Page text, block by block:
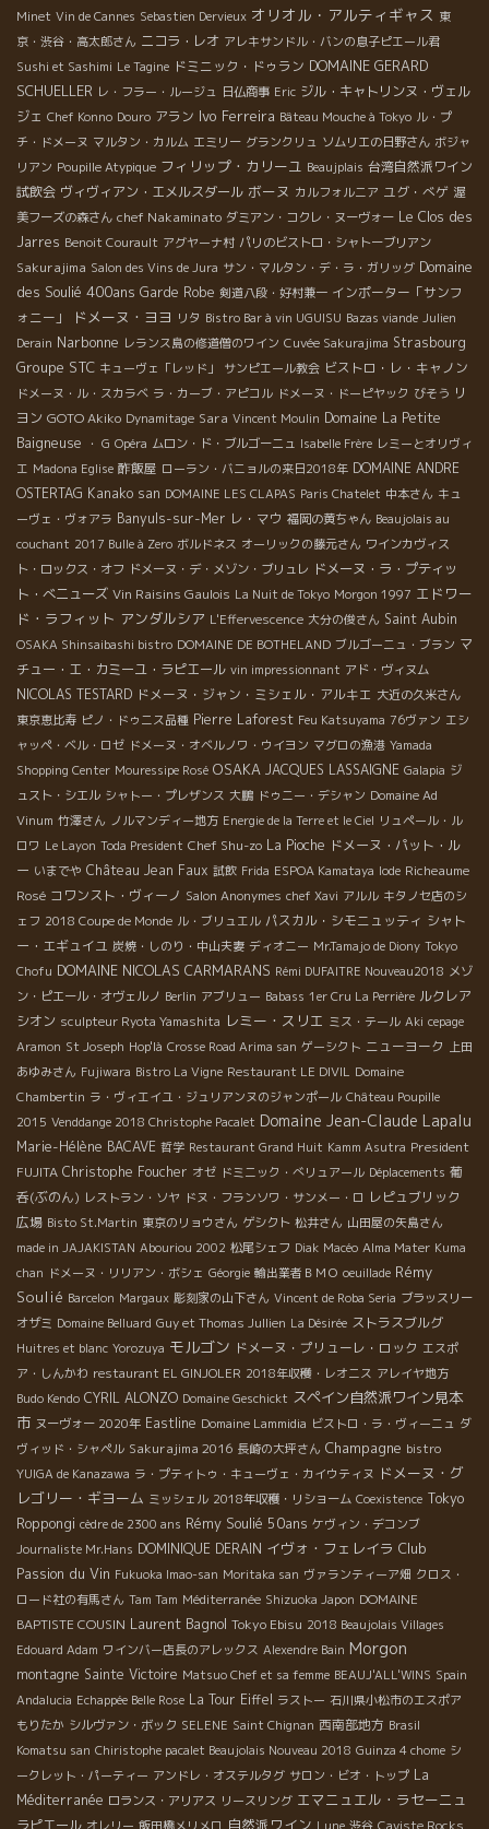
Minet Vin de Cannes Sebastien Dervieux オリオル・アルティギャス 東
京・渋谷・高太郎さん ニコラ・レオ アレキサンドル・バンの息子ピエール君
Sushi et Sashimi Le Tagine ドミニック・ドゥラン DOMAINE GERARD
SCHUELLER レ・フラー・ルージュ 日仏商事 Eric ジル・キャトリンヌ・ヴェル
ジェ Chef Konno Douro アラン Ivo Ferreira Bâteau Mouche à Tokyo ル・プ
チ・ドメーヌ マルタン・カルム エミリー グランクリュ ソムリエの日野さん ボジャ
リアン Poupille Atypique フィリップ・カリーユ Beaujplais 台湾自然派ワイン
試飲会 ヴィヴィアン・エメルスダール ボーヌ カルフォルニア ユグ・べゲ 渥
美フーズの森さん chef Nakaminato ダミアン・コクレ・ヌーヴォー Le Clos des
Jarres Benoit Courault アグヤーナ村 パリのビストロ・シャトーブリアン
Sakurajima Salon des Vins de Jura サン・マルタン・デ・ラ・ガリッグ Domaine
des Soulié 400ans Garde Robe 剣道八段・好村兼一 インポーター「サンフ
ォニー」
ドメーヌ・ヨヨ リタ Bistro Bar à vin UGUISU Bazas viande Julien
Derain Narbonne レランス島の修道僧のワイン Cuvée Sakurajima Strasbourg
Groupe STC キューヴェ「レッド」 サンピエール教会 ビストロ・レ・キャノン
ドメーヌ・ル・スカラベ ラ・カーブ・アピコル ドメーヌ・ドーピヤック びそう リ
ヨン GOTO Akiko Dynamitage Sara Vincent Moulin Domaine La Petite
Baigneuse
・ G Opéra ムロン・ド・ブルゴーニュ Isabelle Frère レミーとオリヴィ
エ Madona Eglise 酢飯屋 ローラン・バニョルの来日2018年 DOMAINE ANDRE
OSTERTAG Kanako san DOMAINE LES CLAPAS Paris Chatelet 中本さん キュ
ーヴェ・ヴォアラ Banyuls-sur-Mer レ・マウ 福岡の黄ちゃん Beaujolais au
couchant 2017 Bulle à Zero ボルドネス オーリックの藤元さん ワインカヴィス
ト・ロックス・オフ ドメーヌ・デ・メゾン・ブリュレ ドメーヌ・ラ・プティッ
ト・べニューズ Vin Raisins Gaulois La Nuit de Tokyo Morgon 1997 エドワー
ド・ラフィット アンダルシア L'Effervescence 大分の俊さん Saint Aubin
OSAKA Shinsaibashi bistro DOMAINE DE BOTHELAND ブルゴーニュ・ブラン マ
チュー・エ・カミーユ・ラピエール vin impressionnant アド・ヴィヌム
NICOLAS TESTARD ドメーヌ・ジャン・ミシェル・アルキエ 大近の久米さん
東京恵比寿 ピノ・ドゥニス品種 Pierre Laforest Feu Katsuyama 76ヴァン エシ
ャッペ・ベル・ロゼ ドメーヌ・オベルノワ・ウイヨン マグロの漁港 Yamada
Shopping Center Mouressipe Rosé OSAKA JACQUES LASSAIGNE Galapia ジ
ュスト・シエル シャトー・プレザンス 大鵬 ドゥニー・デシャン Domaine Ad
Vinum 竹澤さん ノルマンディー地方 Energie de la Terre et le Ciel リュペール・ル
ロワ Le Layon Toda President Chef Shu-zo La Pioche ドメーヌ・パット・ル
ー いまでや Château Jean Faux 試飲 Frida ESPOA Kamataya Iode Richeaume
Rosé コワンスト・ヴィーノ Salon Anonymes chef Xavi アルル キタノセ店のシ
ェフ 2018 Coupe de Monde ル・ブリュエル パスカル・シモニュッティ シャト
ー・エギュイユ 炭焼・しのり・中山夫妻 ディオニー Mr.Tamajo de Diony Tokyo
Chofu DOMAINE NICOLAS CARMARANS Rémi DUFAITRE Nouveau2018 メゾ
ン・ピエール・オヴェルノ Berlin アブリュー Babass 1er Cru La Perrière ルクレア
シオン sculpteur Ryota Yamashita レミー・スリエ ミス・テール Aki cepage
Aramon St Joseph Hop'là Crosse Road Arima san ゲーシクト ニューヨーク
上田
あゆみさん Fujiwara Bistro La Vigne Restaurant LE DIVIL Domaine
Chambertin ラ・ヴィエイユ・ジュリアンヌのジャンポール Château Poupille
2015 Venddange 2018 Christophe Pacalet Domaine Jean-Claude Lapalu
Marie-Hélène BACAVE 哲学 Restaurant Grand Huit Kamm Asutra President
FUJITA Christophe Foucher オゼ ドミニック・べリュアール Déplacements 葡
呑(ぶのん) レストラン・ソヤ ドヌ・フランソワ・サンメー・ロ レピュブリック
広場 Bisto St.Martin 東京のリョウさん ゲシクト 松井さん 山田屋の矢島さん
made in JAJAKISTAN Abouriou 2002 松尾シェフ Diak Macéo Alma Mater Kuma
chan ドメーヌ・リリアン・ボシェ Géorgie 輸出業者ＢＭＯ oeuillade Rémy
Soulié Barcelon Margaux 彫刻家の山下さん Vincent de Roba Seria ブラッスリー
オザミ Domaine Belluard Guy et Thomas Jullien La Désirée ストラスブルグ
Huitres et blanc Yorozuya モルゴン ドメーヌ・プリューレ・ロック エスポ
ア・しんかわ restaurant EL GINJOLER 2018年収穫・レオニス アレイヤ地方
Budo Kendo CYRIL ALONZO Domaine Geschickt スペイン自然派ワイン見本
市 ヌーヴォー 2020年 Eastline Domaine Lammidia ビストロ・ラ・ヴィーニュ ダ
ヴィッド・シャペル Sakurajima 2016 長崎の大坪さん Champagne bistro
YUIGA de Kanazawa ラ・プティトゥ・キューヴェ・カイウティヌ ドメーヌ・グ
レゴリー・ギヨーム ミッシェル 2018年収穫・リショーム Coexistence Tokyo
Roppongi cèdre de 2300 ans Rémy Soulié 50ans ケヴィン・デコンブ
Journaliste Mr.Hans DOMINIQUE DERAIN イヴォ・フェレイラ Club
Passion du Vin Fukuoka Imao-san Moritaka san ヴァランティーア畑 クロス・
ロード社の有馬さん Tam Tam Méditerranée Shizuoka Japon DOMAINE
BAPTISTE COUSIN Laurent Bagnol Tokyo Ebisu 2018 Beaujolais Villages
Edouard Adam ワインバー店長のアレックス Alexendre Bain Morgon
montagne Sainte Victoire Matsuo Chef et sa femme BEAUJ'ALL'WINS Spain
Andalucia Echappée Belle Rose La Tour Eiffel ラストー 石川県小松市のエスポア
もりたか シルヴァン・ボック SELENE Saint Chignan 西南部地方 Brasil
Komatsu san Chiristophe pacalet Beaujolais Nouveau 2018 Guinza 4 chome シ
ークレット・パーティー アンドレ・オステルタグ サロン・ビオ・トップ La
Méditerranée ロランス・アリアス リースリング エマニュエル・ラセーニュ
自然派ワイン